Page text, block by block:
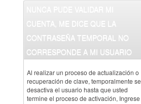
CONTRASEÑA TEMPORAL NO
CORRESPONDE A MI USUARIO
Al realizar un proceso de actualización o
recuperación de clave, temporalmente se
desactiva el usuario hasta que usted
termine el proceso de activación, Ingrese